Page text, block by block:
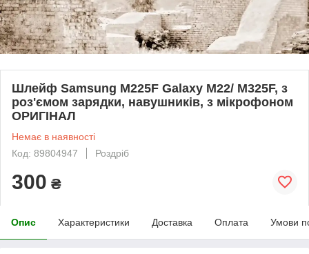
Шлейф Samsung M225F Galaxy M22/ M325F, з
роз'ємом зарядки, навушників, з мікрофоном
ОРИГІНАЛ
Немає в наявності
Код: 89804947
Роздріб
300 ₴
Опис Характеристики Доставка Оплата Умови